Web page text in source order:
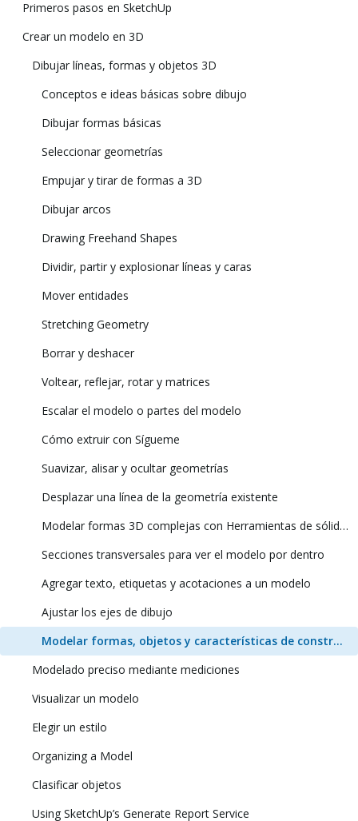
Primeros pasos en SketchUp
Crear un modelo en 3D
Dibujar líneas, formas y objetos 3D
Conceptos e ideas básicas sobre dibujo
Dibujar formas básicas
Seleccionar geometrías
Empujar y tirar de formas a 3D
Dibujar arcos
Drawing Freehand Shapes
Dividir, partir y explosionar líneas y caras
Mover entidades
Stretching Geometry
Borrar y deshacer
Voltear, reflejar, rotar y matrices
Escalar el modelo o partes del modelo
Cómo extruir con Sígueme
Suavizar, alisar y ocultar geometrías
Desplazar una línea de la geometría existente
Modelar formas 3D complejas con Herramientas de sólidos
Secciones transversales para ver el modelo por dentro
Agregar texto, etiquetas y acotaciones a un modelo
Ajustar los ejes de dibujo
Modelar formas, objetos y características de construcción específicos en 3D
Modelado preciso mediante mediciones
Visualizar un modelo
Elegir un estilo
Organizing a Model
Clasificar objetos
Using SketchUp’s Generate Report Service